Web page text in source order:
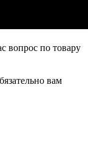
вопрос по товару
вам